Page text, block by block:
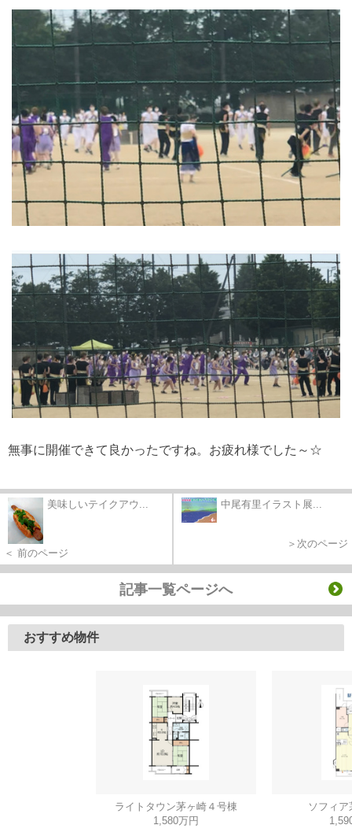
無事に開催できて良かったですね。お疲れ様でした～☆
美味しいテイクアウ...
＜ 前のページ
中尾有里イラスト展...
＞次のページ
記事一覧ページへ
おすすめ物件
ライトタウン茅ヶ崎４号棟
1,580万円
ソフィ